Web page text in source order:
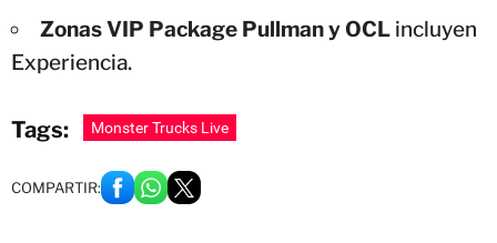
Zonas VIP Package Pullman y OCL incluyen
Experiencia.
Tags: Monster Trucks Live
COMPARTIR: